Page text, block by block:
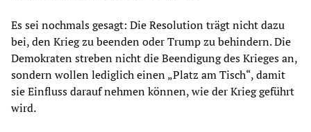
Es sei nochmals gesagt: Die Resolution trägt nicht dazu
bei, den Krieg zu beenden oder Trump zu behindern. Die
Demokraten streben nicht die Beendigung des Krieges an,
sondern wollen lediglich einen „Platz am Tisch“, damit
sie Einfluss darauf nehmen können, wie der Krieg geführt
wird.